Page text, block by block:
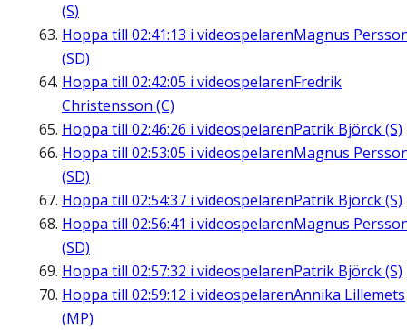
(S)
Hoppa till 02:41:13 i videospelarenMagnus
(SD)
Hoppa till 02:42:05 i videospelarenFredrik
Christensson (C)
Hoppa till 02:46:26 i videospelarenPatrik Björck (S)
Hoppa till 02:53:05 i videospelarenMagnus
(SD)
Hoppa till 02:54:37 i videospelarenPatrik Björck (S)
Hoppa till 02:56:41 i videospelarenMagnus
(SD)
Hoppa till 02:57:32 i videospelarenPatrik Björck (S)
Hoppa till 02:59:12 i videospelarenAnnika Lillemets
(MP)